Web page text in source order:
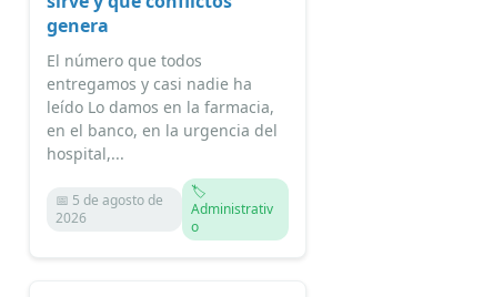
genera
El número que todos
entregamos y casi nadie ha
leído Lo damos en la farmacia,
en el banco, en la urgencia del
hospital,...
📅 5 de agosto de
2026
🏷️
Administrativ
o